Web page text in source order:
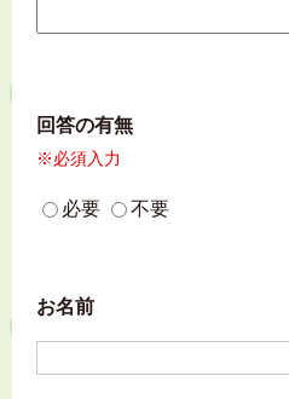
回答の有無
※必須入力
必要 不要
お名前